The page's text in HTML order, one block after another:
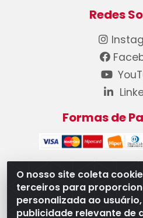
O nosso site coleta
terceiros para
personalizada ao
publicidade relevante de
Redes
Formas de
WB Componentes
08.528.393/0001-12 - Rua
Oeste Industrial, Goiânia/